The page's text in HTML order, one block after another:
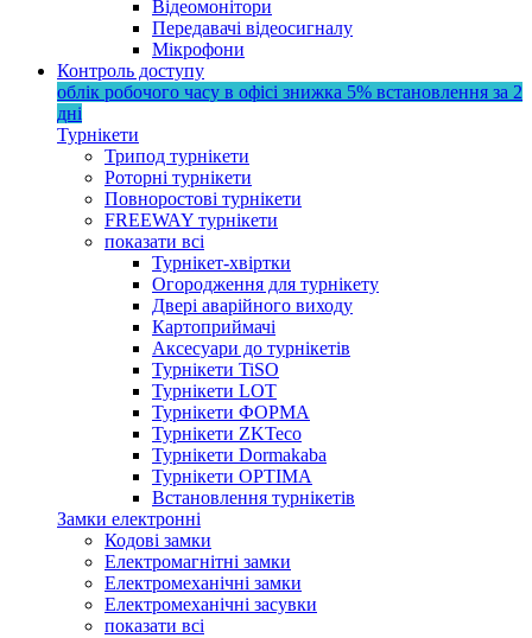
Відеомонітори
Передавачі відеосигналу
Мікрофони
Контроль доступу
облік робочого часу в офісі знижка 5% встановлення за 2
дні
Турнікети
Трипод турнікети
Роторні турнікети
Повноростові турнікети
FREEWAY турнікети
показати всі
Турнікет-хвіртки
Огородження для турнікету
Двері аварійного виходу
Картоприймачі
Аксесуари до турнікетів
Турнікети TiSO
Турнікети LOT
Турнікети ФОРМА
Турнікети ZKTeco
Турнікети Dormakaba
Турнікети OPTIMA
Встановлення турнікетів
Замки електронні
Кодові замки
Електромагнітні замки
Електромеханічні замки
Електромеханічні засувки
показати всі